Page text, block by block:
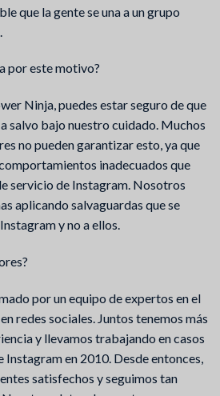
que la gente se una a un grupo
por este motivo?
Ninja, puedes estar seguro de que
salvo bajo nuestro cuidado. Muchos
no pueden garantizar esto, ya que
inadecuados que
servicio de Instagram. Nosotros
aplicando salvaguardas que se
y no a ellos.
por un equipo de expertos en el
redes sociales. Juntos tenemos más
y llevamos trabajando en casos
en 2010. Desde entonces,
satisfechos y seguimos tan